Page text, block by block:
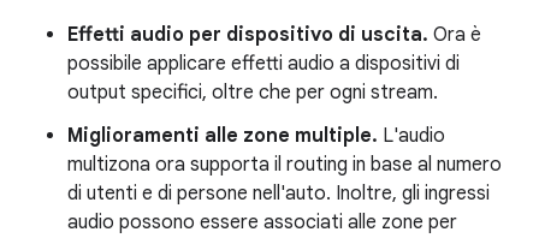
Effetti audio per dispositivo di uscita. Ora è
possibile applicare effetti audio a dispositivi di
output specifici, oltre che per ogni stream.
Miglioramenti alle zone multiple. L'audio
multizona ora supporta il routing in base al numero
di utenti e di persone nell'auto. Inoltre, gli ingressi
audio possono essere associati alle zone per